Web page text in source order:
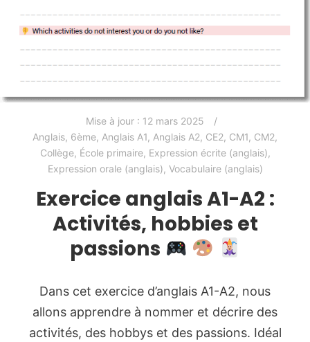
Mise à jour : 12 mars 2025
Anglais, 6ème, Anglais A1, Anglais A2, CE2, CM1, CM2,
Collège, École primaire, Expression écrite (anglais),
Expression orale (anglais), Vocabulaire (anglais)
Exercice anglais A1-A2 :
Activités, hobbies et
passions
Dans cet exercice d’anglais A1-A2, nous
allons apprendre à nommer et décrire des
activités, des hobbys et des passions. Idéal